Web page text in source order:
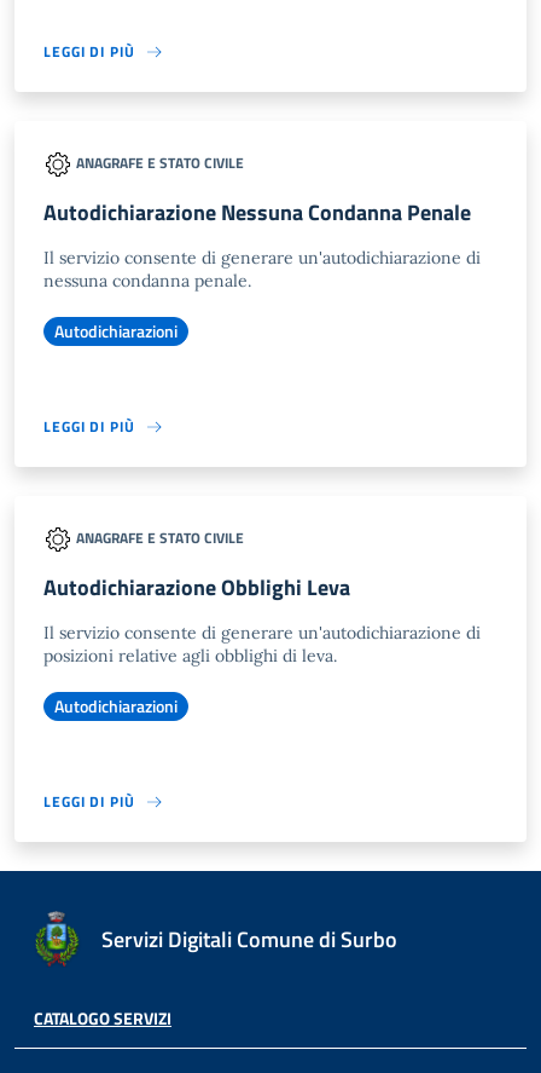
LEGGI DI PIÙ
ANAGRAFE E STATO CIVILE
Autodichiarazione Nessuna Condanna Penale
Il servizio consente di generare un'autodichiarazione di
nessuna condanna penale.
Autodichiarazioni
LEGGI DI PIÙ
ANAGRAFE E STATO CIVILE
Autodichiarazione Obblighi Leva
Il servizio consente di generare un'autodichiarazione di
posizioni relative agli obblighi di leva.
Autodichiarazioni
LEGGI DI PIÙ
Servizi Digitali Comune di Surbo
CATALOGO SERVIZI